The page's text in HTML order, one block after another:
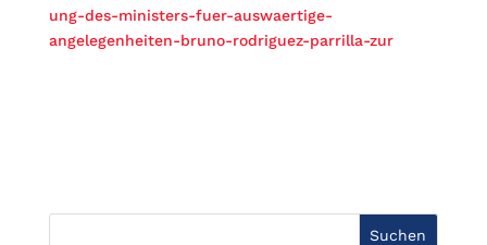
ung-des-ministers-fuer-auswaertige-
angelegenheiten-bruno-rodriguez-parrilla-zur
Suchen